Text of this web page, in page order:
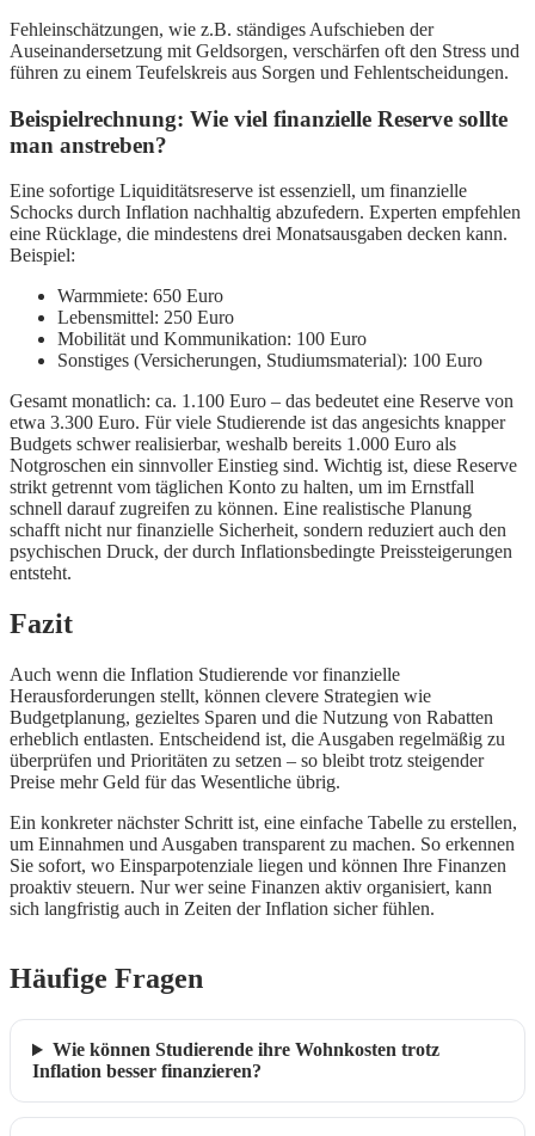
Fehleinschätzungen, wie z.B. ständiges Aufschieben der
Auseinandersetzung mit Geldsorgen, verschärfen oft den Stress und
führen zu einem Teufelskreis aus Sorgen und Fehlentscheidungen.
Beispielrechnung: Wie viel finanzielle Reserve sollte
man anstreben?
Eine sofortige Liquiditätsreserve ist essenziell, um finanzielle
Schocks durch Inflation nachhaltig abzufedern. Experten empfehlen
eine Rücklage, die mindestens drei Monatsausgaben decken kann.
Beispiel:
Warmmiete: 650 Euro
Lebensmittel: 250 Euro
Mobilität und Kommunikation: 100 Euro
Sonstiges (Versicherungen, Studiumsmaterial): 100 Euro
Gesamt monatlich: ca. 1.100 Euro – das bedeutet eine Reserve von
etwa 3.300 Euro. Für viele Studierende ist das angesichts knapper
Budgets schwer realisierbar, weshalb bereits 1.000 Euro als
Notgroschen ein sinnvoller Einstieg sind. Wichtig ist, diese Reserve
strikt getrennt vom täglichen Konto zu halten, um im Ernstfall
schnell darauf zugreifen zu können. Eine realistische Planung
schafft nicht nur finanzielle Sicherheit, sondern reduziert auch den
psychischen Druck, der durch Inflationsbedingte Preissteigerungen
entsteht.
Fazit
Auch wenn die Inflation Studierende vor finanzielle
Herausforderungen stellt, können clevere Strategien wie
Budgetplanung, gezieltes Sparen und die Nutzung von Rabatten
erheblich entlasten. Entscheidend ist, die Ausgaben regelmäßig zu
überprüfen und Prioritäten zu setzen – so bleibt trotz steigender
Preise mehr Geld für das Wesentliche übrig.
Ein konkreter nächster Schritt ist, eine einfache Tabelle zu erstellen,
um Einnahmen und Ausgaben transparent zu machen. So erkennen
Sie sofort, wo Einsparpotenziale liegen und können Ihre Finanzen
proaktiv steuern. Nur wer seine Finanzen aktiv organisiert, kann
sich langfristig auch in Zeiten der Inflation sicher fühlen.
Häufige Fragen
Wie können Studierende ihre Wohnkosten trotz
Inflation besser finanzieren?